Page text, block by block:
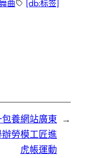
曲 [db:标签]
→
養網站廣東
勞模工匠進
虎帳運動